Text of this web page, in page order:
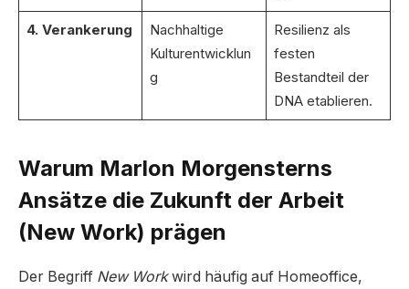
4. Verankerung
Nachhaltige
Kulturentwicklun
g
Resilienz als
festen
Bestandteil der
DNA etablieren.
Warum Marlon Morgensterns
Ansätze die Zukunft der Arbeit
(New Work) prägen
Der Begriff New Workwird häufig auf Homeoffice,